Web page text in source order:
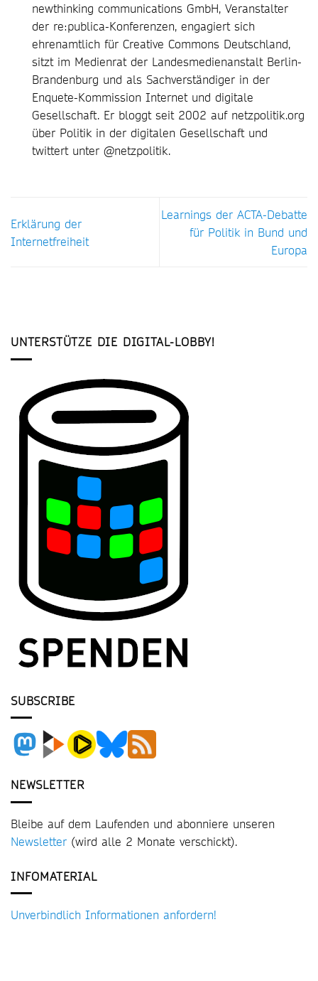
newthinking communications GmbH, Veranstalter
der re:publica-Konferenzen, engagiert sich
ehrenamtlich für Creative Commons Deutschland,
sitzt im Medienrat der Landesmedienanstalt Berlin-
Brandenburg und als Sachverständiger in der
Enquete-Kommission Internet und digitale
Gesellschaft. Er bloggt seit 2002 auf netzpolitik.org
über Politik in der digitalen Gesellschaft und
twittert unter @netzpolitik.
Erklärung der
Internetfreiheit
Learnings der ACTA-Debatte
für Politik in Bund und
Europa
UNTERSTÜTZE DIE DIGITAL-LOBBY!
SUBSCRIBE
NEWSLETTER
Bleibe auf dem Laufenden und abonniere unseren
Newsletter (wird alle 2 Monate verschickt).
INFOMATERIAL
Unverbindlich Informationen anfordern!